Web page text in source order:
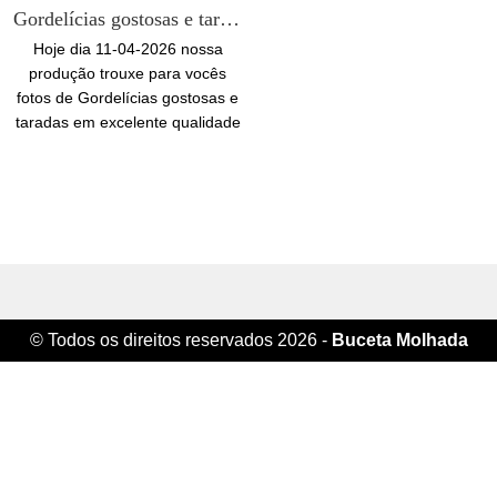
Gordelícias gostosas e taradas 2026
Hoje dia 11-04-2026 nossa
produção trouxe para vocês
fotos de Gordelícias gostosas e
taradas em excelente qualidade
© Todos os direitos reservados 2026 - Buceta Molhada